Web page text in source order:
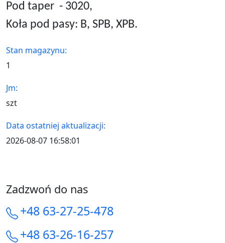
Pod taper - 3020,
Koła pod pasy: B, SPB, XPB.
Stan magazynu:
1
Jm:
szt
Data ostatniej aktualizacji:
2026-08-07 16:58:01
Zadzwoń do nas
+48 63-27-25-478
+48 63-26-16-257